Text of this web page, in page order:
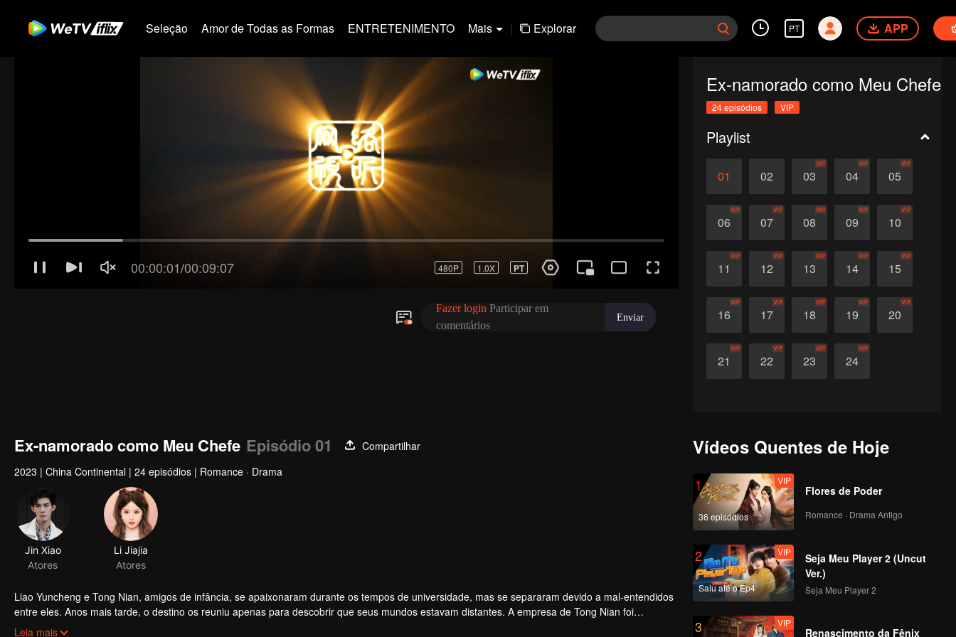
Seleção Amor de Todas as Formas ENTRETENIMENTO Mais | Explorar PT APP
Ex-namorado como Meu Chefe
24 episódios VIP
Playlist
01 02 03
VIP
04
VIP
05
VIP
06
VIP
07
VIP
08
VIP
09
VIP
10
VIP
11
VIP
12
VIP
13
VIP
14
VIP
15
VIP
16
VIP
17
VIP
18
VIP
19
VIP
20
VIP
21
VIP
22
VIP
23
VIP
24
VIP
Ex-namorado como Meu Chefe Episódio 01
Compartilhar
2023 | China Continental | 24 episódios | Romance · Drama
Jin Xiao
Atores
Li Jiajia
Atores
Liao Yuncheng e Tong Nian, amigos de infância, se apaixonaram durante os tempos de universidade, mas se separaram devido a mal-entendidos
entre eles. Anos mais tarde, o destino os reuniu apenas para descobrir que seus mundos estavam distantes. A empresa de Tong Nian foi
adquirida pela corporação de Liao Yuncheng, forçando-os a se tornarem colegas. Ao saber que Tong Nian permaneceu solteiro todos esses anos,
Leia mais
Vídeos Quentes de Hoje
1
36 episódios
VIP
Flores de Poder
Romance · Drama Antigo
2
Saiu até o Ep4
VIP
Seja Meu Player 2 (Uncut
Ver.)
Seja Meu Player 2
3 VIP
Renascimento da Fênix